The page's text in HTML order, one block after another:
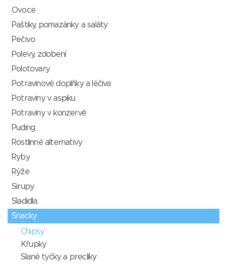
Ovoce
Paštiky, pomazánky a saláty
Pečivo
Polevy, zdobení
Polotovary
Potravinové doplňky a léčiva
Potraviny v aspiku
Potraviny v konzervě
Puding
Rostlinné alternativy
Ryby
Rýže
Sirupy
Sladidla
Snacky
Chipsy
Křupky
Slané tyčky a preclíky